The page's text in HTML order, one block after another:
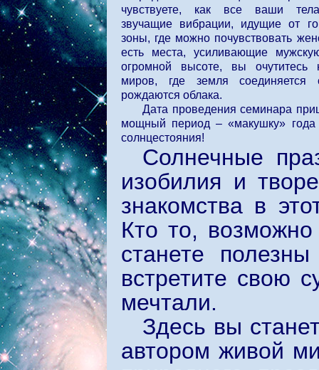
чувствуете, как все ваши
звучащие вибрации, идущие от
зоны, где можно почувствовать
есть места, усиливающие
огромной высоте, вы очутитесь
миров, где земля
рождаются облака.
Дата проведения семинара
мощный период – «макушку» года
солнцестояния!
Солнечные
изобилия и
знакомства в
Кто то,
станете
встретите свою
мечтали.
Здесь вы
автором живой